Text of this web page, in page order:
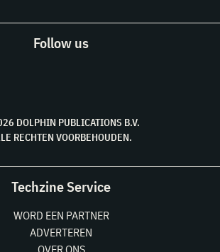
Follow us
DOLPHIN PUBLICATIONS B.V.
RECHTEN VOORBEHOUDEN.
Techzine Service
WORD EEN PARTNER
ADVERTEREN
OVER ONS